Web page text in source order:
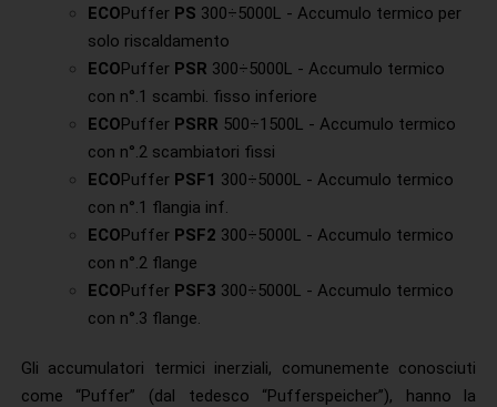
ECOPufferPS 300÷5000L - Accumulo termico per
solo riscaldamento
ECOPufferPSR 300÷5000L - Accumulo termico
con n°.1 scambi. fisso inferiore
ECOPufferPSRR 500÷1500L - Accumulo termico
con n°.2 scambiatori fissi
ECOPufferPSF1 300÷5000L - Accumulo termico
con n°.1 flangia inf.
ECOPufferPSF2 300÷5000L - Accumulo termico
con n°.2 flange
ECOPufferPSF3 300÷5000L - Accumulo termico
con n°.3 flange.
Gli accumulatori termici inerziali, comunemente conosciuti
come “Puffer” (dal tedesco “Pufferspeicher”), hanno la